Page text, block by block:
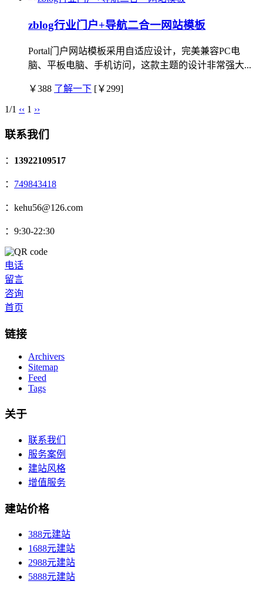
zblog行业门户+导航二合一网站模板
Portal门户网站模板采用自适应设计，完美兼容PC电
脑、平板电脑、手机访问，这款主题的设计非常强大...
￥388 了解一下 [￥299]
1/1 ‹‹ 1 ››
联系我们
： 13922109517
： 749843418
：kehu56@126.com
：9:30-22:30
电话
留言
咨询
首页
链接
Archivers
Sitemap
Feed
Tags
关于
联系我们
服务案例
建站风格
增值服务
建站价格
388元建站
1688元建站
2988元建站
5888元建站